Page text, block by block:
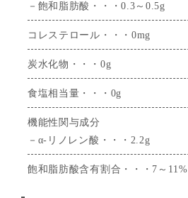
－飽和脂肪酸・・・0.3～0.5g
コレステロール・・・0mg
炭水化物・・・0g
食塩相当量・・・0g
機能性関与成分
－α-リノレン酸・・・2.2g
飽和脂肪酸含有割合・・・7～11%